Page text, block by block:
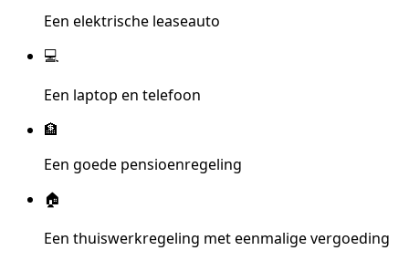
Een elektrische leaseauto
💻
Een laptop en telefoon
🏦
Een goede pensioenregeling
🏠
Een thuiswerkregeling met eenmalige vergoeding